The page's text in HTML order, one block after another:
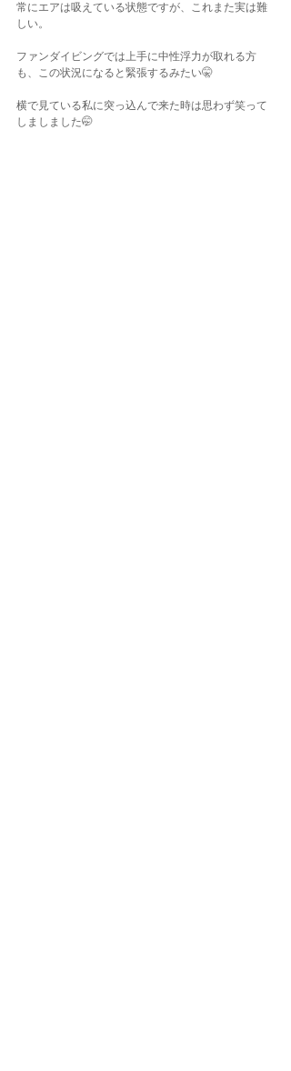
常にエアは吸えている状態ですが、これまた実は難
しい。
ファンダイビングでは上手に中性浮力が取れる方
も、この状況になると緊張するみたい🤫
横で見ている私に突っ込んで来た時は思わず笑って
しましました🤭